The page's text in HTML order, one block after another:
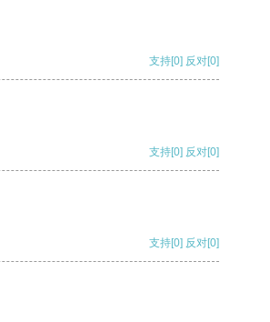
支持[0] 反对[0]
支持[0] 反对[0]
支持[0] 反对[0]